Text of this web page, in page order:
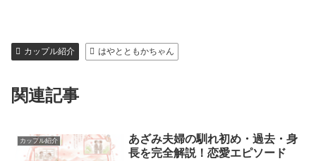
カップル紹介 はやとともかちゃん
関連記事
カップル紹介
あざみ夫婦の馴れ初め・過去・身
長を完全解説！恋愛エピソード